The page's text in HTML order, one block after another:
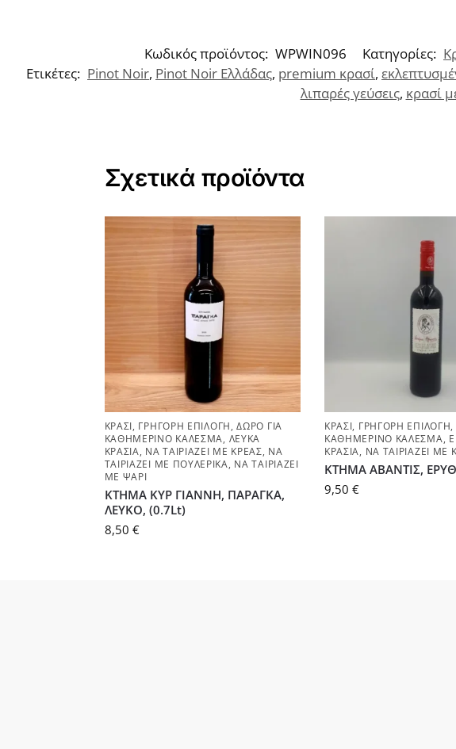
Κωδικός προϊόντος: WPWIN096 Κατηγορίες:
Ετικέτες: Pinot Noir, Pinot Noir Ελλάδας, premium κρασί,
λιπαρές γεύσεις, κρασί
Σχετικά προϊόντα
ΚΡΑΣΊ, ΓΡΉΓΟΡΗ ΕΠΙΛΟΓΉ ,ΔΏΡΟ ΓΙΑ
ΚΑΘΗΜΕΡΙΝΌ ΚΆΛΕΣΜΑ, ΛΕΥΚΆ
ΚΡΑΣΙΆ, ΝΑ ΤΑΙΡΙΆΖΕΙ ΜΕ ΚΡΈΑΣ, ΝΑ
ΤΑΙΡΙΆΖΕΙ ΜΕ ΠΟΥΛΕΡΙΚΆ, ΝΑ ΤΑΙΡΙΆΖΕΙ
ΜΕ ΨΆΡΙ
ΚΤΗΜΑ ΚΥΡ ΓΙΑΝΝΗ, ΠΑΡΑΓΚΑ,
ΛΕΥΚΟ, (0.7Lt)
8,50 €
ΚΡΑΣΊ, ΓΡΉΓΟΡΗ ΕΠΙΛΟΓΉ,
ΚΑΘΗΜΕΡΙΝΌ ΚΆΛΕΣΜΑ,
ΚΡΑΣΙΆ, ΝΑ ΤΑΙΡΙΆΖΕΙ ΜΕ
ΚΤΗΜΑ ΑΒΑΝΤΙΣ,
9,50 €